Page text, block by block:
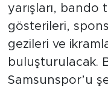
yarışları, bando
gösterileri,
gezileri ve
buluşturulacak.
Samsunspor’u